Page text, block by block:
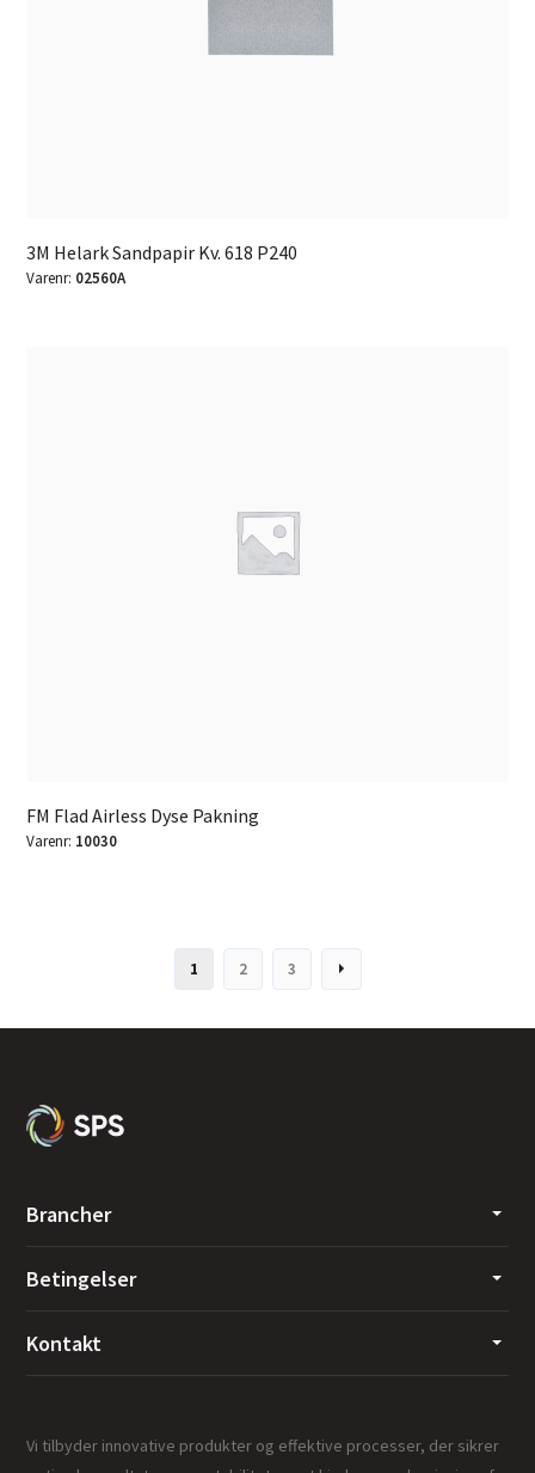
3M Helark Sandpapir Kv. 618 P240
Varenr: 02560A
FM Flad Airless Dyse Pakning
Varenr: 10030
1 2 3
Brancher
Betingelser
Kontakt
Vi tilbyder innovative produkter og effektive processer, der sikrer